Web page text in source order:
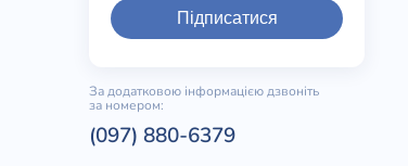
Підписатися
За додатковою інформацією дзвоніть
за номером:
(097) 880-6379